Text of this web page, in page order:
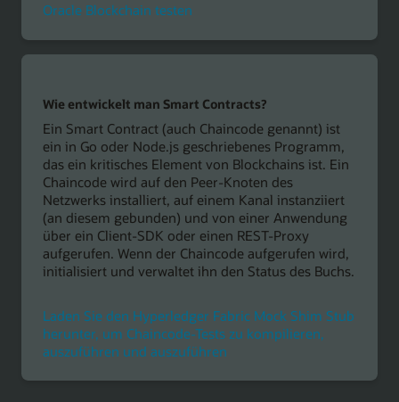
Oracle Blockchain testen
Wie entwickelt man Smart Contracts?
Ein Smart Contract (auch Chaincode genannt) ist
ein in Go oder Node.js geschriebenes Programm,
das ein kritisches Element von Blockchains ist. Ein
Chaincode wird auf den Peer-Knoten des
Netzwerks installiert, auf einem Kanal instanziiert
(an diesem gebunden) und von einer Anwendung
über ein Client-SDK oder einen REST-Proxy
aufgerufen. Wenn der Chaincode aufgerufen wird,
initialisiert und verwaltet ihn den Status des Buchs.
Laden Sie den Hyperledger Fabric Mock Shim Stub
herunter, um Chaincode-Tests zu kompilieren,
auszuführen und auszuführen